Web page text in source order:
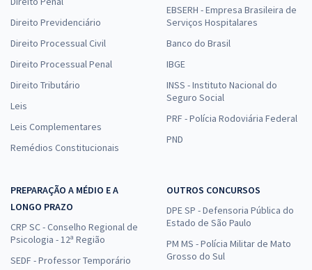
Direito Previdenciário
Direito Processual Civil
Direito Processual Penal
Direito Tributário
Leis
Leis Complementares
Remédios Constitucionais
EBSERH - Empresa Brasileira de
Serviços Hospitalares
Banco do Brasil
IBGE
INSS - Instituto Nacional do
Seguro Social
PRF - Polícia Rodoviária Federal
PND
PREPARAÇÃO A MÉDIO E A
LONGO PRAZO
CRP SC - Conselho Regional de
Psicologia - 12ª Região
SEDF - Professor Temporário
OUTROS CONCURSOS
DPE SP - Defensoria Pública do
Estado de São Paulo
PM MS - Polícia Militar de Mato
Grosso do Sul